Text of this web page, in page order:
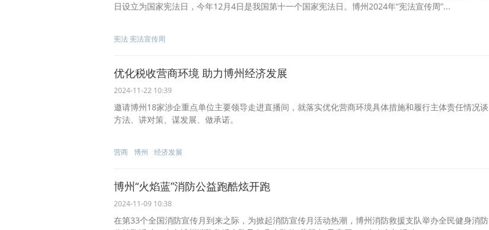
日设立为国家宪法日，今年12月4日是我国第十一个国家宪法日。博州2024年“宪法宣传周”...
宪法 宪法宣传周
优化税收营商环境 助力博州经济发展
2024-11-22 10:39
邀请博州18家涉企重点单位主要领导走进直播间，就落实优化营商环境具体措施和履行主体责任情况谈
方法、讲对策、谋发展、做承诺。
营商 博州 经济发展
博州“火焰蓝”消防公益跑酷炫开跑
2024-11-09 10:38
在第33个全国消防宣传月到来之际，为掀起消防宣传月活动热潮，博州消防救援支队举办全民健身消防